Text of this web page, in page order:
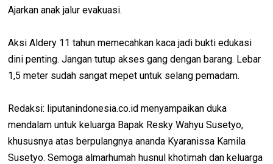
Ajarkan anak jalur evakuasi.
Aksi Aldery 11 tahun memecahkan kaca jadi bukti edukasi
dini penting. Jangan tutup akses gang dengan barang. Lebar
1,5 meter sudah sangat mepet untuk selang pemadam.
Redaksi: liputanindonesia.co.id menyampaikan duka
mendalam untuk keluarga Bapak Resky Wahyu Susetyo,
khususnya atas berpulangnya ananda Kyaranissa Kamila
Susetyo. Semoga almarhumah husnul khotimah dan keluarga